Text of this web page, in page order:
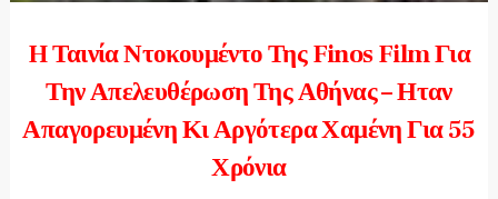
H Ταινία Ντοκουμέντο Της Finos Film Για
Την Απελευθέρωση Της Αθήνας – Ηταν
Απαγορευμένη Κι Αργότερα Χαμένη Για 55
Χρόνια